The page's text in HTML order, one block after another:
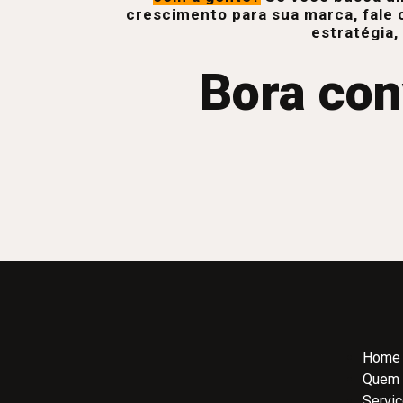
crescimento para sua marca, fale
estratégia,
Bora
Home